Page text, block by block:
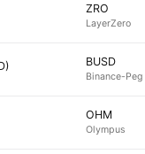
ZRO
LayerZero
BUSD
Binance-Peg
OHM
Olympus